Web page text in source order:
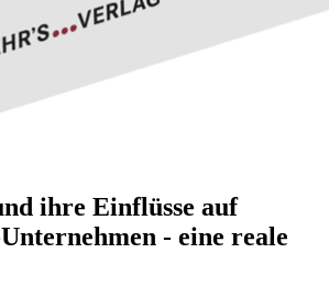
ihre Einflüsse auf
- eine reale